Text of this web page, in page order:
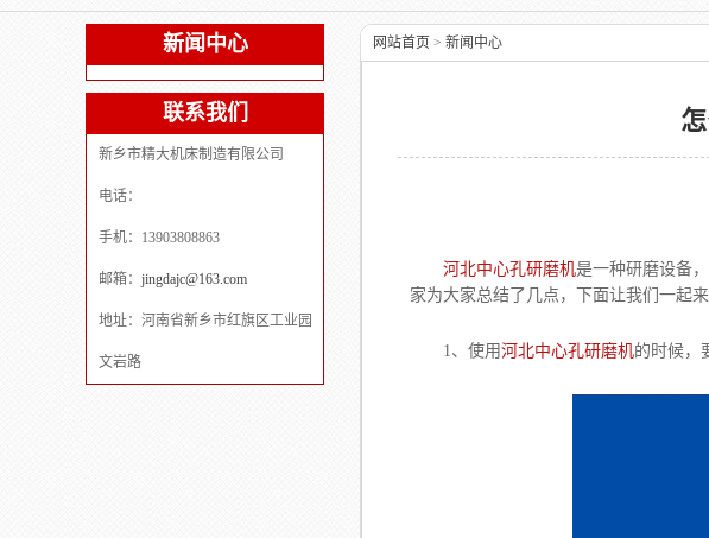
新闻中心
联系我们
新乡市精大机床制造有限公司
电话：
手机：13903808863
邮箱： jingdajc@163.com
地址：河南省新乡市红旗区工业园
文岩路
网站首页 > 新闻中心
河北中心孔研磨机是一种研磨设备
家为大家总结了几点，下面让我们一起来
1、使用河北中心孔研磨机的时候，